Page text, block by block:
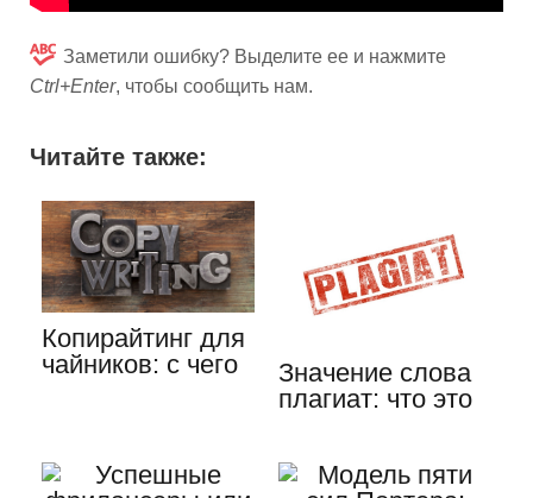
Заметили ошибку? Выделите ее и нажмите
Ctrl+Enter, чтобы сообщить нам.
Читайте также:
Копирайтинг для
чайников: с чего
Значение слова
плагиат: что это